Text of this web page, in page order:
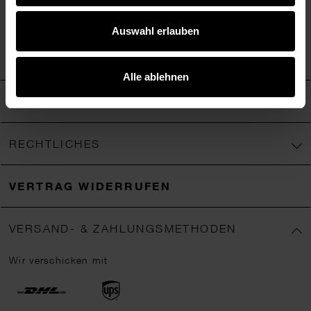
Auswahl erlauben
Alle ablehnen
HILFE & SERVICE
RECHTLICHES
VERTRAG WIDERRUFEN
VERSAND- & ZAHLUNGSMETHODEN
Wir verschicken mit